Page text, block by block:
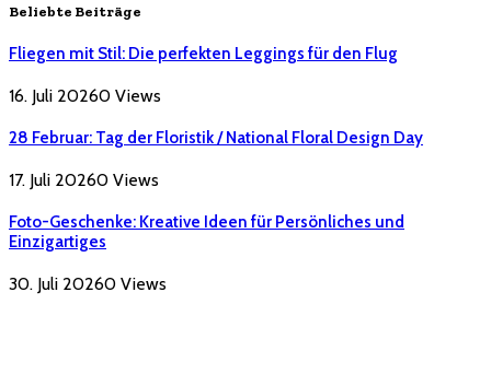
Beliebte Beiträge
Fliegen mit Stil: Die perfekten Leggings für den Flug
16. Juli 20260 Views
28 Februar: Tag der Floristik / National Floral Design Day
17. Juli 20260 Views
Foto-Geschenke: Kreative Ideen für Persönliches und
Einzigartiges
30. Juli 20260 Views